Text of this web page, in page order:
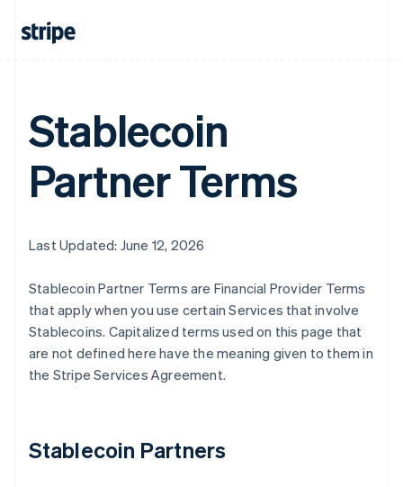
Stablecoin
Partner Terms
Last Updated: June 12, 2026
Stablecoin Partner Terms are Financial Provider Terms
that apply when you use certain Services that involve
Stablecoins. Capitalized terms used on this page that
are not defined here have the meaning given to them in
the Stripe Services Agreement.
Stablecoin Partners
Belgien
Nederlands FrançaisDeutsch English
Português English
Bulgarien
English
Estland
English
Festlandchina
简体中文English
Finnland
Gibraltar
English